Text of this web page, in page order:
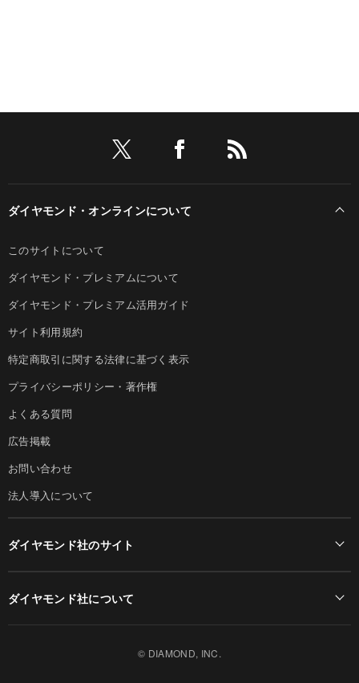
ダイヤモンド・オンラインについて
このサイトについて
ダイヤモンド・プレミアムについて
ダイヤモンド・プレミアム活用ガイド
サイト利用規約
特定商取引に関する法律に基づく表示
プライバシーポリシー・著作権
よくある質問
広告掲載
お問い合わせ
法人導入について
ダイヤモンド社のサイト
ダイヤモンド社について
© DIAMOND, INC.